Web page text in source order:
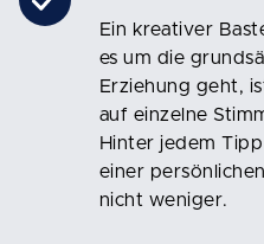
Ein kreativer
es um die
Erziehung geht,
auf einzelne
Hinter jedem
einer
nicht weniger.